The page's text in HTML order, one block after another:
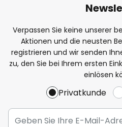
Verpassen Sie keine unserer
Aktionen und die neusten
registrieren und wir senden
zu, den Sie bei Ihrem ersten
einlösen
Privatkunde